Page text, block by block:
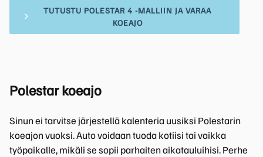
TUTUSTU POLESTAR 4 -MALLIIN JA VARAA
KOEAJO
Polestar koeajo
Sinun ei tarvitse järjestellä kalenteria uusiksi Polestarin
koeajon vuoksi. Auto voidaan tuoda kotiisi tai vaikka
työpaikalle, mikäli se sopii parhaiten aikatauluihisi. Perhe